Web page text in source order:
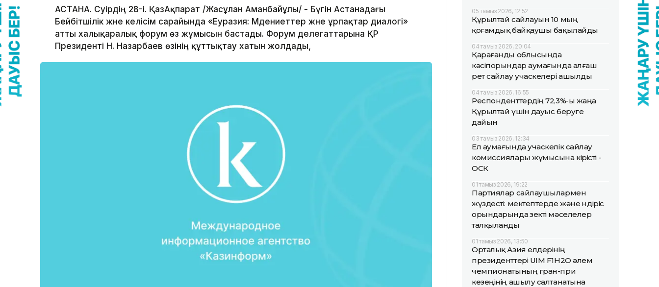
АСТАНА. Сәуірдің 28-і. ҚазАқпарат /Жасұлан Аманбайұлы/ - Бүгін Астанадағы
Бейбітшілік және келісім сарайында «Еуразия: Мәдениеттер және ұрпақтар диалогі»
атты халықаралық форум өз жұмысын бастады. Форум делегаттарына ҚР
Президенті Н. Назарбаев өзінің құттықтау хатын жолдады,
05 тамыз 2026, 12:52
Құрылтай сайлауын 10 мың
қоғамдық байқаушы бақылайды
04 тамыз 2026, 20:04
Қарағанды облысында
кәсіпорындар аумағында алғаш
рет сайлау учаскелері ашылды
04 тамыз 2026, 16:55
Респонденттердің 72,3%-ы жаңа
Құрылтай үшін дауыс беруге
дайын
03 тамыз 2026, 12:34
Ел аумағында учаскелік сайлау
комиссиялары жұмысына кірісті -
ОСК
01 тамыз 2026, 19:22
Партиялар сайлаушылармен
жүздесті: мектептерде және өндіріс
орындарында өзекті мәселелер
талқыланды
01 тамыз 2026, 13:50
Орталық Азия елдерінің
президенттері UIM F1H2O әлем
чемпионатының гран-при
кезеңінің ашылу салтанатына